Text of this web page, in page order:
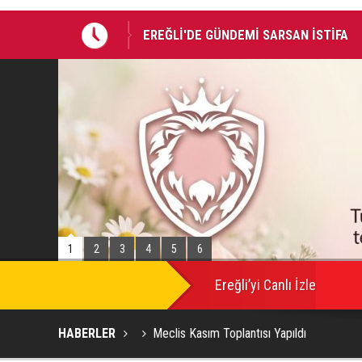
Takla atan otomobildeki Bedirhan öldü,
1 2 3 4 5 6
Ereğli’yi Canlı İzle
HABERLER Meclis Kasım Toplantısı Yapıldı